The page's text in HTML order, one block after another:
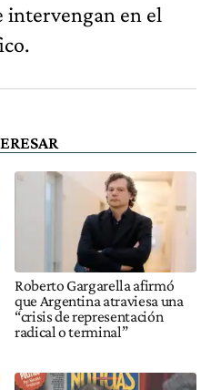
intervengan en el
Roberto Gargarella afirmó
que Argentina atraviesa una
“crisis de representación
radical o terminal”